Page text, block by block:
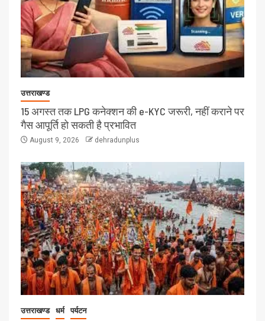
उत्तराखण्ड
15 अगस्त तक LPG कनेक्शन की e-KYC जरूरी, नहीं कराने पर
गैस आपूर्ति हो सकती है प्रभावित
August 9, 2026 dehradunplus
उत्तराखण्ड धर्म पर्यटन